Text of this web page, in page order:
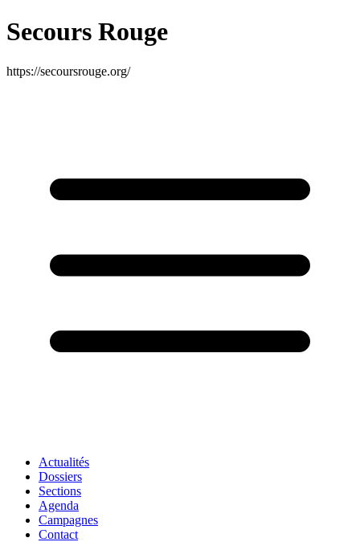
Secours Rouge
https://secoursrouge.org/
Actualités
Dossiers
Sections
Agenda
Campagnes
Contact